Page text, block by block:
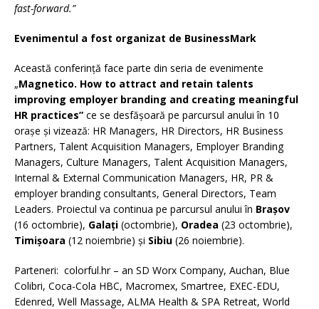
fast-forward.”
Evenimentul a fost organizat de BusinessMark
Această conferință face parte din seria de evenimente
„Magnetico. How to attract and retain talents
improving employer branding and creating meaningful
HR practices” ce se desfășoară pe parcursul anului în 10
orașe și vizează: HR Managers, HR Directors, HR Business
Partners, Talent Acquisition Managers, Employer Branding
Managers, Culture Managers, Talent Acquisition Managers,
Internal & External Communication Managers, HR, PR &
employer branding consultants, General Directors, Team
Leaders. Proiectul va continua pe parcursul anului în Brașov
(16 octombrie), Galați (octombrie), Oradea (23 octombrie),
Timișoara (12 noiembrie) și Sibiu (26 noiembrie).
Parteneri: colorful.hr – an SD Worx Company, Auchan, Blue
Colibri, Coca-Cola HBC, Macromex, Smartree, EXEC-EDU,
Edenred, Well Massage, ALMA Health & SPA Retreat, World